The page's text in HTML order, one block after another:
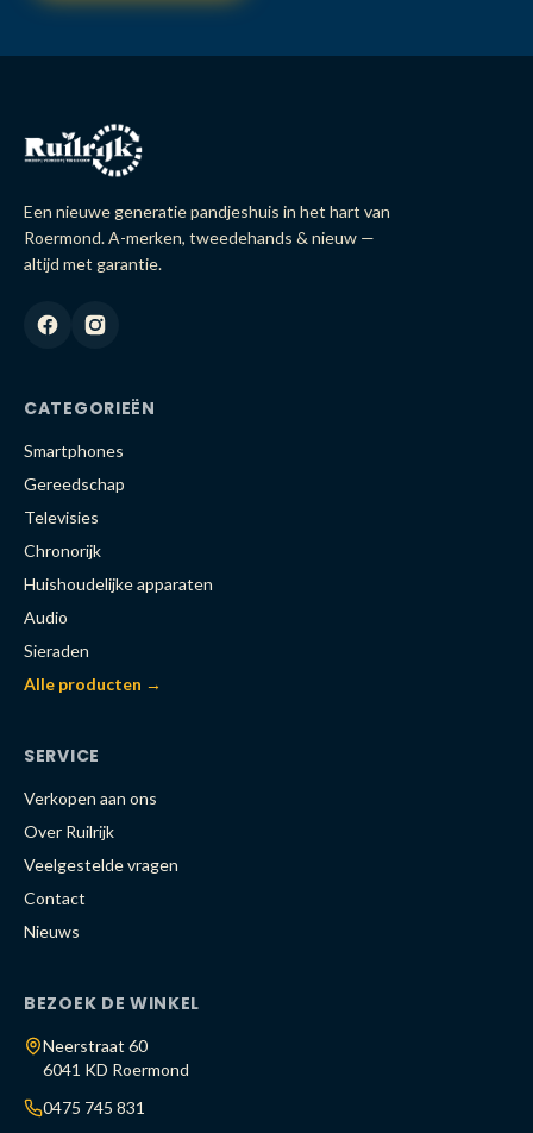
Een nieuwe generatie pandjeshuis in het hart van
Roermond. A-merken, tweedehands & nieuw —
altijd met garantie.
CATEGORIEËN
Smartphones
Gereedschap
Televisies
Chronorijk
Huishoudelijke apparaten
Audio
Sieraden
Alle producten →
SERVICE
Verkopen aan ons
Over Ruilrijk
Veelgestelde vragen
Contact
Nieuws
BEZOEK DE WINKEL
Neerstraat 60
6041 KD Roermond
0475 745 831